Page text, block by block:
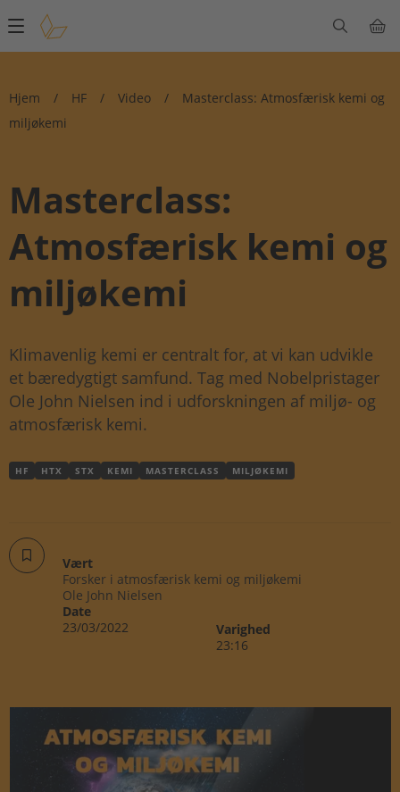
Main
navigation
Hjem / HF / Video /
Masterclass: Atmosfærisk kemi og
miljøkemi
Masterclass:
Atmosfærisk kemi og
miljøkemi
HF HTX STX KEMI MASTERCLASS MILJØKEMI
Klimavenlig kemi er centralt for, at vi kan udvikle
et bæredygtigt samfund. Tag med Nobelpristager
Ole John Nielsen ind i udforskningen af miljø- og
atmosfærisk kemi.
Vært
Forsker i atmosfærisk kemi og miljøkemi
Ole John Nielsen
Date
23/03/2022
Varighed
23:16